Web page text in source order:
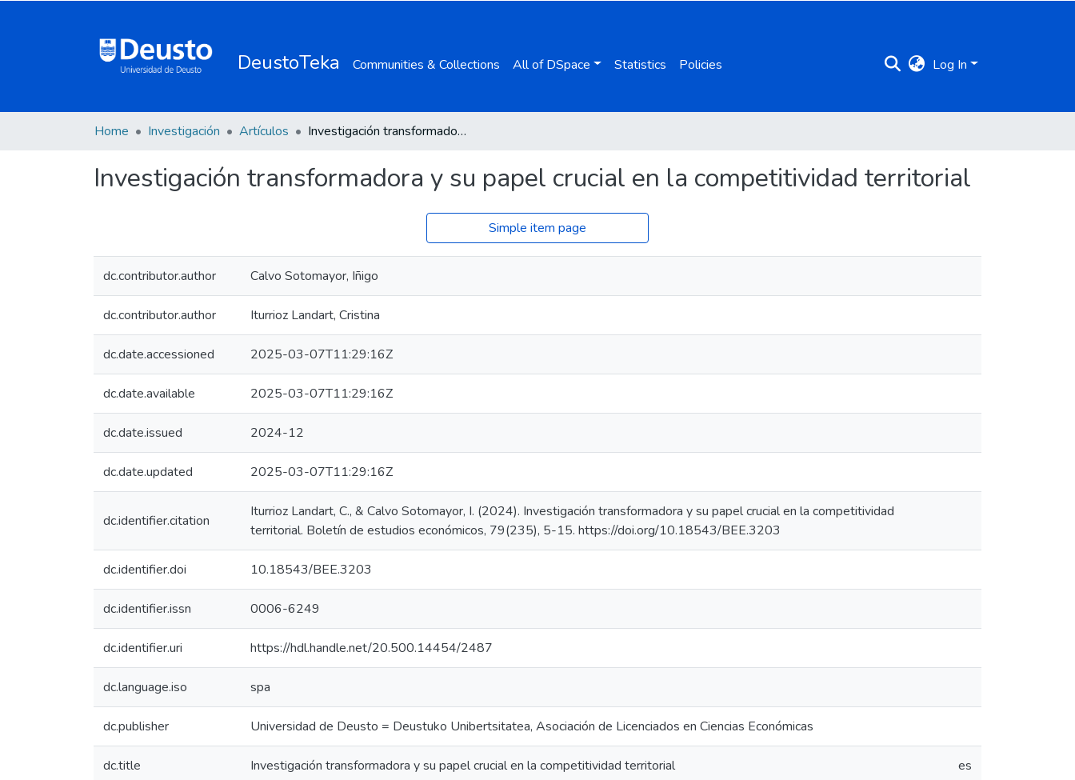
DeustoTeka Communities & Collections All of DSpace Statistics Policies Log In
Home Investigación Artículos Investigación transformadora y su papel crucial en la competitividad territorial
Investigación transformadora y su papel crucial en la competitividad territorial
Simple item page
dc.contributor.author Calvo Sotomayor, Iñigo
dc.contributor.author Iturrioz Landart, Cristina
dc.date.accessioned 2025-03-07T11:29:16Z
dc.date.available 2025-03-07T11:29:16Z
dc.date.issued 2024-12
dc.date.updated 2025-03-07T11:29:16Z
dc.identifier.citation
Iturrioz Landart, C., & Calvo Sotomayor, I. (2024). Investigación transformadora y su papel crucial en la competitividad
territorial. Boletín de estudios económicos, 79(235), 5-15. https://doi.org/10.18543/BEE.3203
dc.identifier.doi 10.18543/BEE.3203
dc.identifier.issn 0006-6249
dc.identifier.uri https://hdl.handle.net/20.500.14454/2487
dc.language.iso spa
dc.publisher Universidad de Deusto = Deustuko Unibertsitatea, Asociación de Licenciados en Ciencias Económicas
dc.title Investigación transformadora y su papel crucial en la competitividad territorial es